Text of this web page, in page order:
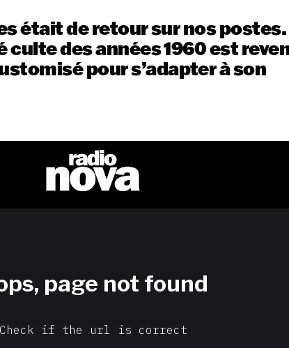
était de retour sur nos postes.
culte des années 1960 est
pour s’adapter à son